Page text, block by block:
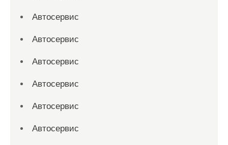
Автосервис
Автосервис
Автосервис
Автосервис
Автосервис
Автосервис